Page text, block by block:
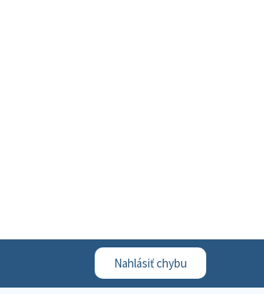
Nahlásiť chybu